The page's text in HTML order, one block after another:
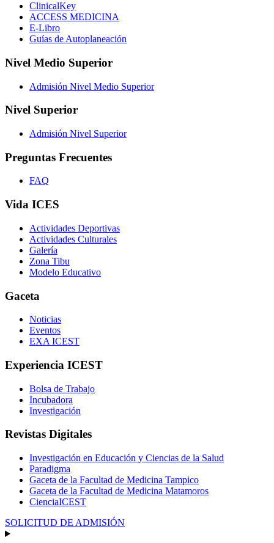
ClinicalKey
ACCESS MEDICINA
E-Libro
Guías de Autoplaneación
Nivel Medio Superior
Admisión Nivel Medio Superior
Nivel Superior
Admisión Nivel Superior
Preguntas Frecuentes
FAQ
Vida ICES
Actividades Deportivas
Actividades Culturales
Galería
Zona Tibu
Modelo Educativo
Gaceta
Noticias
Eventos
EXA ICEST
Experiencia ICEST
Bolsa de Trabajo
Incubadora
Investigación
Revistas Digitales
Investigación en Educación y Ciencias de la Salud
Paradigma
Gaceta de la Facultad de Medicina Tampico
Gaceta de la Facultad de Medicina Matamoros
CienciaICEST
SOLICITUD DE ADMISIÓN